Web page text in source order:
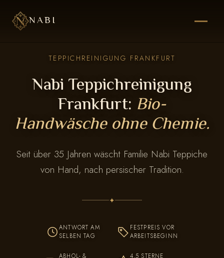
NABI
TEPPICHREINIGUNG FRANKFURT
Nabi Teppichreinigung
Frankfurt: Bio-
Handwäsche ohne Chemie.
Seit über 35 Jahren wäscht Familie Nabi Teppiche
von Hand, nach persischer Tradition.
✦
ANTWORT AM
SELBEN TAG
FESTPREIS VOR
ARBEITSBEGINN
ABHOL- &
4,5 STERNE